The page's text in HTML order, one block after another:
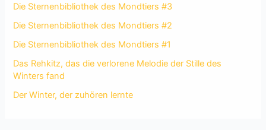
Die Sternenbibliothek des Mondtiers #3
Die Sternenbibliothek des Mondtiers #2
Die Sternenbibliothek des Mondtiers #1
Das Rehkitz, das die verlorene Melodie der Stille des
Winters fand
Der Winter, der zuhören lernte